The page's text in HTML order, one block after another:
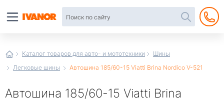
Каталог товаров для авто- и мототехники
Шины
Легковые шины
Автошина 185/60-15 Viatti Brina Nordico V-521
Автошина 185/60-15 Viatti Brina
интернет-